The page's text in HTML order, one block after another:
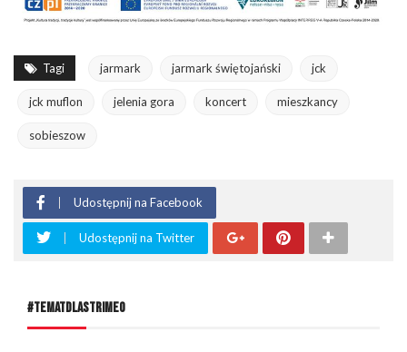
Tagi jarmark jarmark świętojański jck
jck muflon jelenia gora koncert mieszkancy
sobieszow
Udostępnij na Facebook
Udostępnij na Twitter
#TEMATDLASTRIMEO